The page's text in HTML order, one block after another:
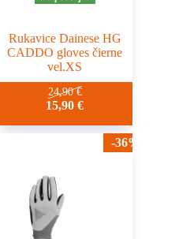
Rukavice Dainese HG
CADDO gloves čierne
vel.XS
24,90€
15,90€
-36%